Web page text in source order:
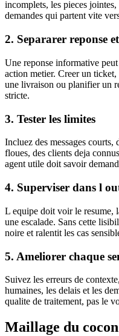
incomplets, les pieces
demandes qui partent vite
2. Separarer reponse
Une reponse informative
action metier. Creer un
une livraison ou planifier un
stricte.
3. Tester les limites
Incluez des messages courts,
floues, des clients deja
agent utile doit savoir
4. Superviser dans l
L equipe doit voir le resume,
une escalade. Sans cette
noire et ralentit les cas
5. Ameliorer chaque
Suivez les erreurs de
humaines, les delais et les
qualite de traitement, pas le
Maillage du cocon